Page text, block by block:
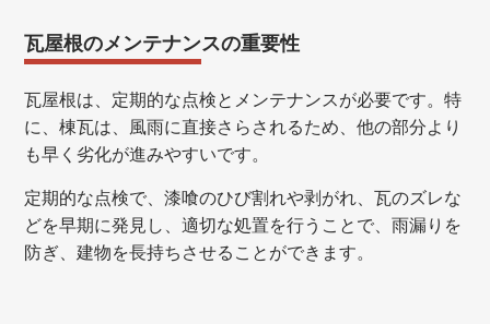
瓦屋根のメンテナンスの重要性
瓦屋根は、定期的な点検とメンテナンスが必要です。特
に、棟瓦は、風雨に直接さらされるため、他の部分より
も早く劣化が進みやすいです。
定期的な点検で、漆喰のひび割れや剥がれ、瓦のズレな
どを早期に発見し、適切な処置を行うことで、雨漏りを
防ぎ、建物を長持ちさせることができます。